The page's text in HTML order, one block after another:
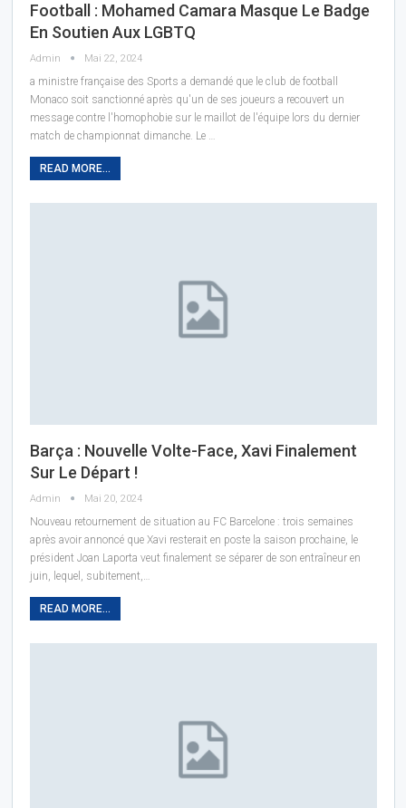
Football : Mohamed Camara Masque Le Badge
En Soutien Aux LGBTQ
Admin Mai 22, 2024
a ministre française des Sports a demandé que le club de football
Monaco soit sanctionné après qu'un de ses joueurs a recouvert un
message contre l'homophobie sur le maillot de l'équipe lors du dernier
match de championnat dimanche. Le …
READ MORE...
Barça : Nouvelle Volte-Face, Xavi Finalement
Sur Le Départ !
Admin Mai 20, 2024
Nouveau retournement de situation au FC Barcelone : trois semaines
après avoir annoncé que Xavi resterait en poste la saison prochaine, le
président Joan Laporta veut finalement se séparer de son entraîneur en
juin, lequel, subitement,…
READ MORE...